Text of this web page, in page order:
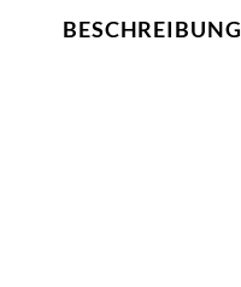
BESCHREIBUNG